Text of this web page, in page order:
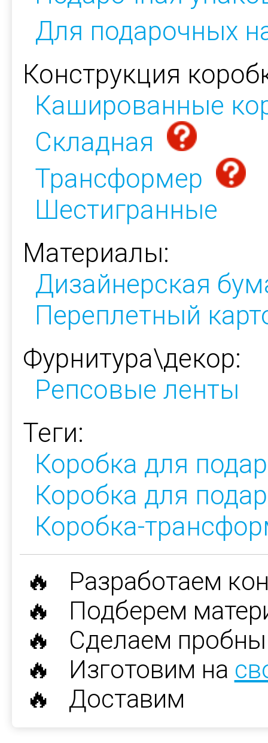
Для подарочных
Конструкция
Кашированные
Складная
Трансформер
Шестигранные
Материалы:
Дизайнерская
Переплетный
Фурнитура\декор:
Репсовые ленты
Теги:
Коробка для
Коробка для
Коробка-
🔥 Разработаем
🔥 Подберем
🔥 Сделаем
🔥 Изготовим на
🔥 Доставим